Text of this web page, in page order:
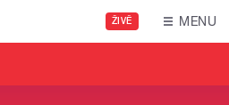
ŽIVĚ MENU